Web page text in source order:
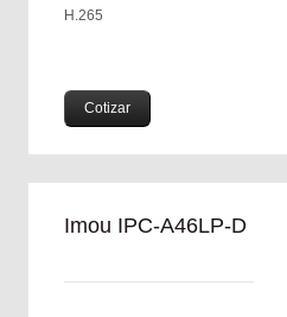
H.265
Cotizar
Imou IPC-A46LP-D